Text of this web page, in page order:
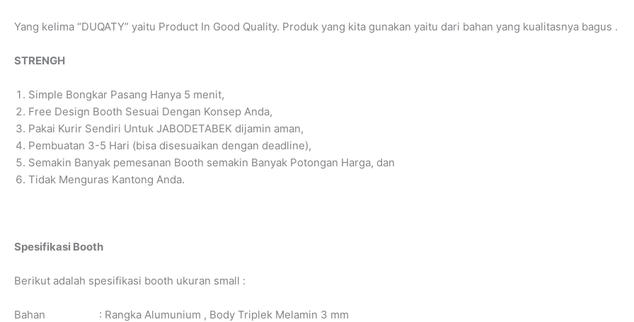
Yang kelima “DUQATY” yaitu Product In Good Quality. Produk yang kita gunakan yaitu dari bahan yang kualitasnya bagus .
STRENGH
Simple Bongkar Pasang Hanya 5 menit,
Free Design Booth Sesuai Dengan Konsep Anda,
Pakai Kurir Sendiri Untuk JABODETABEK dijamin aman,
Pembuatan 3-5 Hari (bisa disesuaikan dengan deadline),
Semakin Banyak pemesanan Booth semakin Banyak Potongan Harga, dan
Tidak Menguras Kantong Anda.
Spesifikasi Booth
Berikut adalah spesifikasi booth ukuran small :
Bahan : Rangka Alumunium , Body Triplek Melamin 3 mm